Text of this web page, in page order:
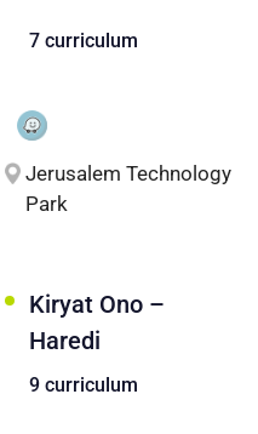
7 curriculum
Jerusalem Technology
Park
Kiryat Ono –
Haredi
9 curriculum